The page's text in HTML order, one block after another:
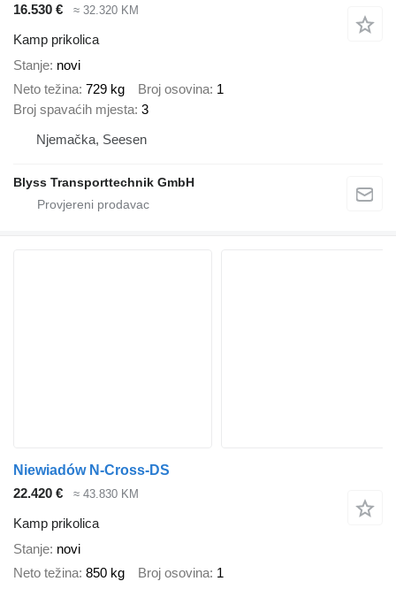
16.530 €
≈ 32.320 KM
Kamp prikolica
Stanje novi
Neto težina 729 kg Broj osovina 1
Broj spavaćih mjesta 3
Njemačka, Seesen
Blyss Transporttechnik GmbH
Niewiadów N-Cross-DS
22.420 €
≈ 43.830 KM
Kamp prikolica
Stanje novi
Neto težina 850 kg Broj osovina 1